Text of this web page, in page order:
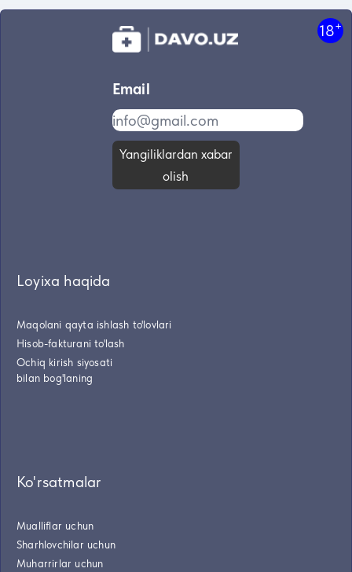
18+
Email
Yangiliklardan xabar
olish
Loyixa haqida
Maqolani qayta ishlash to'lovlari
Hisob-fakturani to'lash
Ochiq kirish siyosati
bilan bog'laning
Ko'rsatmalar
Mualliflar uchun
Sharhlovchilar uchun
Muharrirlar uchun